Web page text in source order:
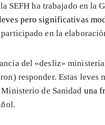
SEFH ha trabajado en
pero significativas
participado en la
del «desliz»
responder. Estas
de Sanidad una